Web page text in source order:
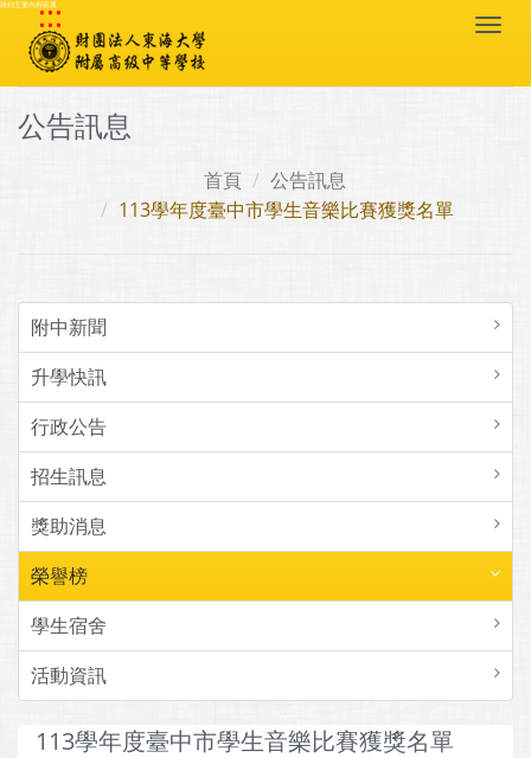
跳到主要內容區塊
:::
公告訊息
首頁
公告訊息
113學年度臺中市學生音樂比賽獲獎名單
附中新聞
升學快訊
行政公告
招生訊息
獎助消息
榮譽榜
學生宿舍
活動資訊
113學年度臺中市學生音樂比賽獲獎名單